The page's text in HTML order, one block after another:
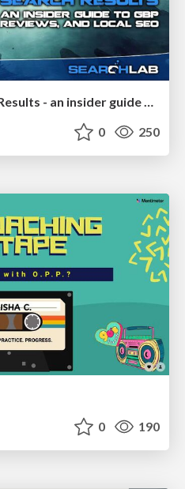
Dominate Local Search Results - an insider guide to GBP, reviews, and Local SEO
0 250
0 190